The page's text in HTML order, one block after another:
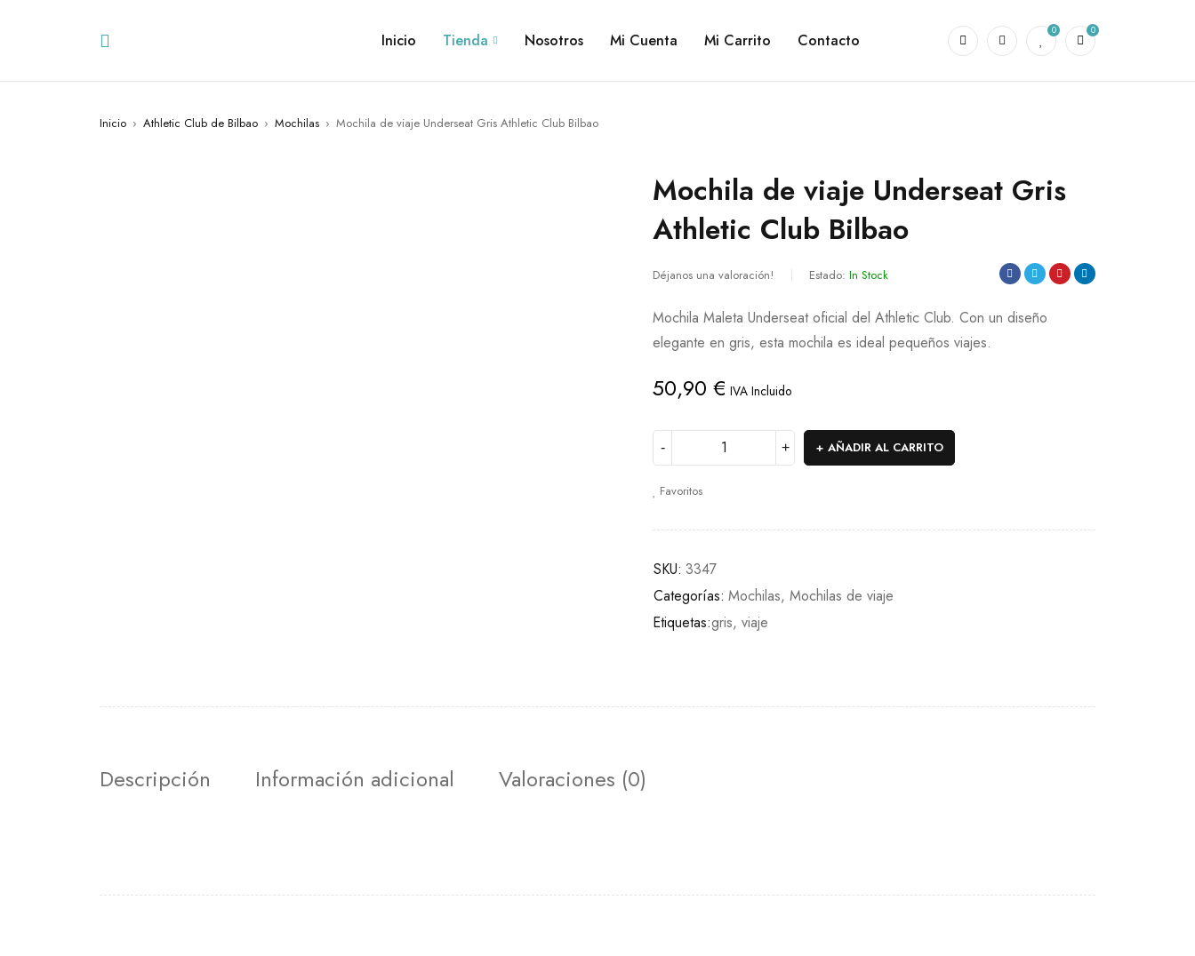
Inicio Tienda Nosotros Mi Cuenta Mi Carrito Contacto
0 0
Inicio › Athletic Club de Bilbao › Mochilas › Mochila de viaje Underseat Gris Athletic Club Bilbao
Mochila de viaje Underseat Gris
Athletic Club Bilbao
Déjanos una valoración! Estado: In Stock
Mochila Maleta Underseat oficial del Athletic Club. Con un diseño
elegante en gris, esta mochila es ideal pequeños viajes.
50,90€ IVA Incluido
AÑADIR AL CARRITO
Favoritos
SKU: 3347
Categorías: Mochilas,Mochilas de viaje
Etiquetas:gris,viaje
Descripción Información adicional Valoraciones (0)